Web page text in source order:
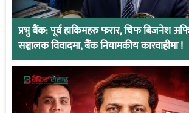
प्रभु बैंक: पूर्व हाकिमहरु फरार, चिफ बिजनेश
सञ्चालक विवादमा, बैंक नियामकीय कारवाहीमा !